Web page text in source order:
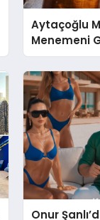
Aytaçoğlu
Menemeni
Yaşatan
Onur